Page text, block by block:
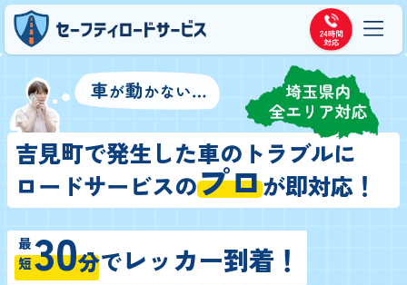
吉見町で発生した車のトラブルに
ロードサービスのプロが即対応！
最短30分でレッカー到着！